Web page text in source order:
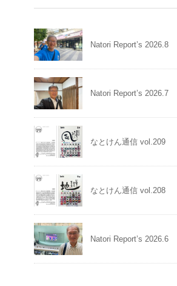
Natori Report’s 2026.8
Natori Report’s 2026.7
なとけん通信 vol.209
なとけん通信 vol.208
Natori Report’s 2026.6